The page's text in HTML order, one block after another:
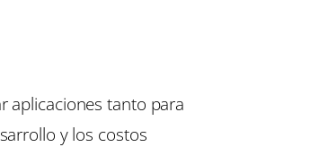
aplicaciones tanto para
y los costos